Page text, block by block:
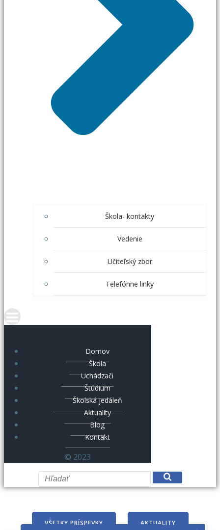
Škola- kontakty
Vedenie
Učiteľský zbor
Telefónne linky
Domov
Škola
Uchádzači
Štúdium
Školská jedáleň
Aktuality
Blog
Kontakt
© 2023
VŠETKY PRÍSPEVKY
AKTUALITY